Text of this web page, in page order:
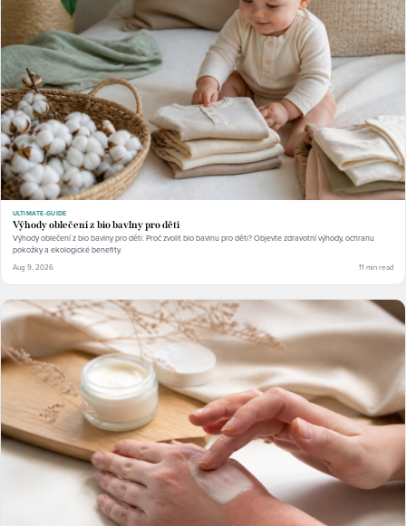
ULTIMATE-GUIDE
Výhody oblečení z bio bavlny pro děti
Výhody oblečení z bio bavlny pro děti: Proč zvolit bio bavlnu pro děti? Objevte zdravotní výhody, ochranu
pokožky a ekologické benefity.
Aug 9, 2026 11 min read